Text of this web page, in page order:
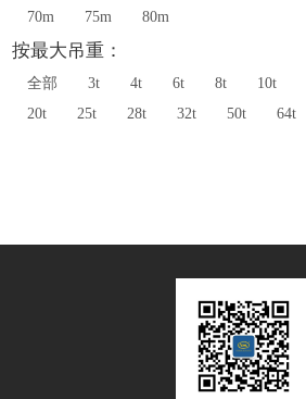
70m
75m 80m
按最大吊重：
全部 3t 4t 6t 8t 10t
20t
25t 28t 32t 50t 64t